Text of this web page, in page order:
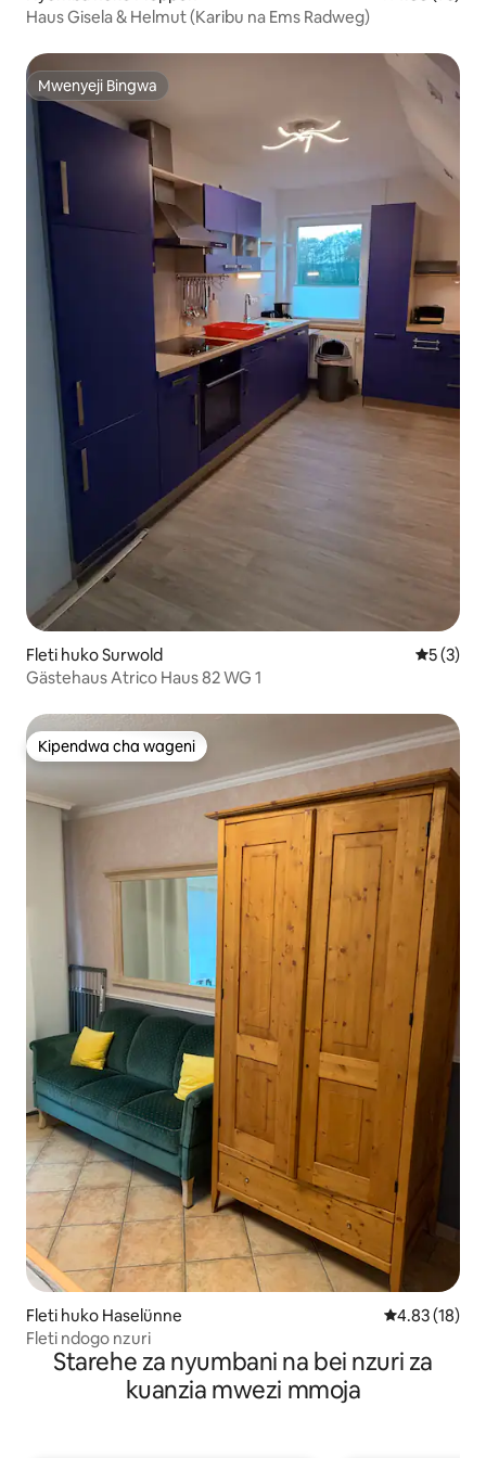
Haus Gisela & Helmut (Karibu na Ems Radweg)
Mwenyeji Bingwa
Mwenyeji Bingwa
Fleti huko Surwold
5 (3)
Gästehaus Atrico Haus 82 WG 1
Kipendwa cha wageni
Kipendwa cha wageni
Fleti huko Haselünne Ukadiriaji wa
4.83 (18)
Fleti ndogo nzuri
Starehe za nyumbani na bei nzuri za
kuanzia mwezi mmoja